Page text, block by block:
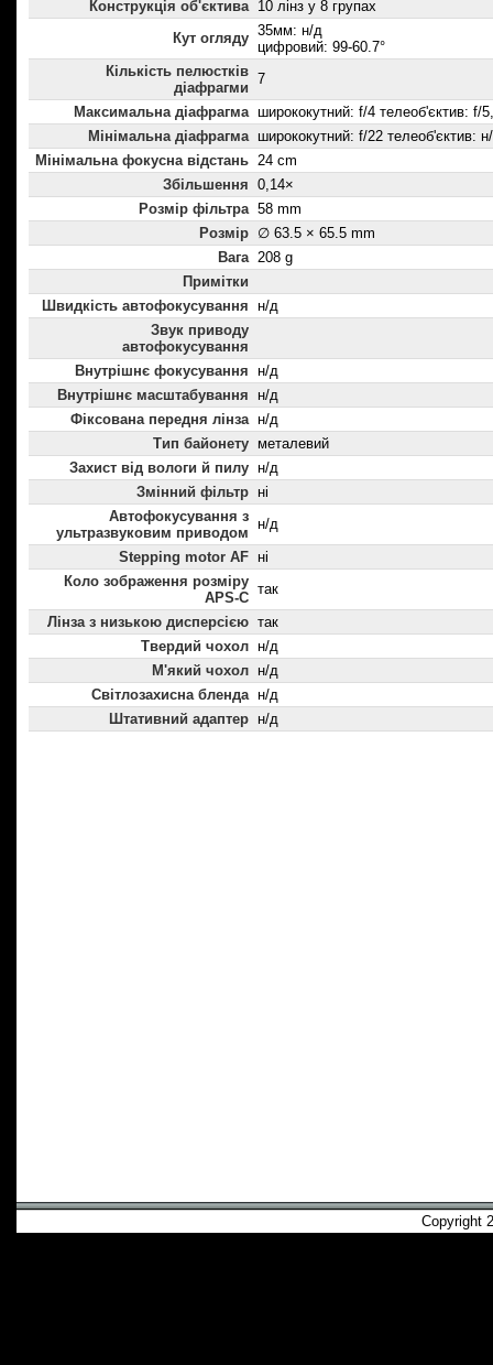
Конструкція об'єктива 10 лінз у 8 групах
Кут огляду 35мм: н/д
цифровий: 99-60.7°
Кількість пелюстків
діафрагми
7
Максимальна діафрагма ширококутний: f/4 телеоб'єктив: f/
Мінімальна діафрагма ширококутний: f/22 телеоб'єктив:
Мінімальна фокусна відстань 24 cm
Збільшення 0,14×
Розмір фільтра 58 mm
Розмір ∅ 63.5 × 65.5 mm
Вага 208 g
Примітки
Швидкість автофокусування н/д
Звук приводу
автофокусування
Внутрішнє фокусування н/д
Внутрішнє масштабування
н/д
Фіксована передня лінза н/д
Тип байонету металевий
Захист від вологи й пилу н/д
Змінний фільтр ні
Автофокусування з
ультразвуковим приводом
н/д
Stepping motor AF ні
Коло зображення розміру
APS-C
так
Лінза з низькою дисперсією так
Твердий чохол н/д
М'який чохол н/д
Світлозахисна бленда н/д
Штативний адаптер н/д
Copyright